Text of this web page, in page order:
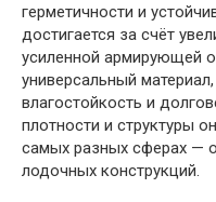
герметичности и
достигается за счёт
усиленной армирующей
универсальный
влагостойкость и
плотности и структуры
самых разных сферах —
лодочных конструкций.